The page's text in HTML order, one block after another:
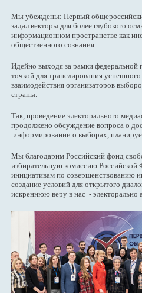
Мы убеждены: Первый
задал векторы для более глубокого
информационном пространстве как
общественного сознания.
Идейно выходя за рамки федеральной
точкой для транслирования
взаимодействия организаторов
страны.
Так, проведение электорального
продолжено обсуждение вопроса о
информировании о выборах,
Мы благодарим Российский фонд
избирательную комиссию Российской
инициативам по совершенствованию
создание условий для открытого
искреннюю веру в нас - электорально